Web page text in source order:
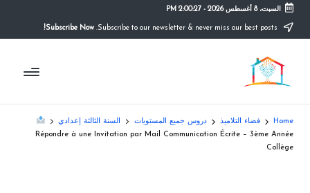
content
السبت، 8 أغسطس 2026 -
2:00:28 PM
Subscribe Now!
م
و
ق
ع
التعليم
الصريح
Home فضاء التلاميذ دروس جميع المستويات
السنة الثالثة إعدادي
Répondre à une Invitation par Mail Communication Écrite – 3ème Année
Collège